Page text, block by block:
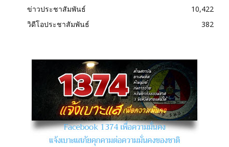
ข่าวประชาสัมพันธ์
10,422
วิดีโอประชาสัมพันธ์
382